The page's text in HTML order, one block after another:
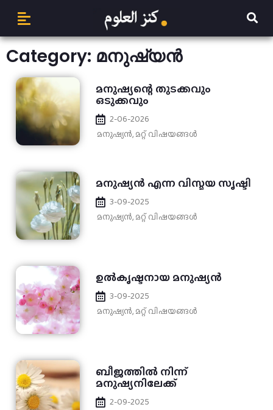
Category: മനുഷ്യൻ
മനുഷ്യന്റെ തുടക്കവും
ഒടുക്കവും
2-06-2026
മനുഷ്യൻ, മറ്റ് വിഷയങ്ങള്‍
മനുഷ്യന്‍ എന്ന വിസ്മയ സൃഷ്ടി
3-09-2025
മനുഷ്യൻ, മറ്റ് വിഷയങ്ങള്‍
ഉല്‍കൃഷ്ടനായ മനുഷ്യൻ
3-09-2025
മനുഷ്യൻ, മറ്റ് വിഷയങ്ങള്‍
ബീജത്തിൽ നിന്ന്
മനുഷ്യനിലേക്ക്
2-09-2025